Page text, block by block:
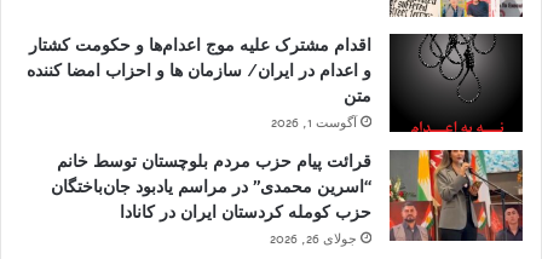
اقدام مشترک علیه موج اعدام‌ها و حکومت کشتار
و اعدام در ایران/ سازمان ها و احزاب امضا کننده
متن
آگوست 1, 2026
قرائت پیام حزب مردم بلوچستان توسط خانم
“اسرین محمدی” در مراسم یادبود جان‌باختگان
حزب کومله کردستان ایران در کانادا
جولای 26, 2026